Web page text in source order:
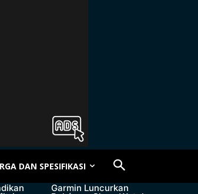
DAN SPESIFIKASI
Garmin Luncurkan